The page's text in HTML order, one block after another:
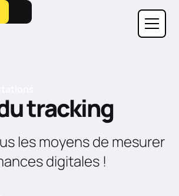
tracking
les moyens de mesurer
digitales !